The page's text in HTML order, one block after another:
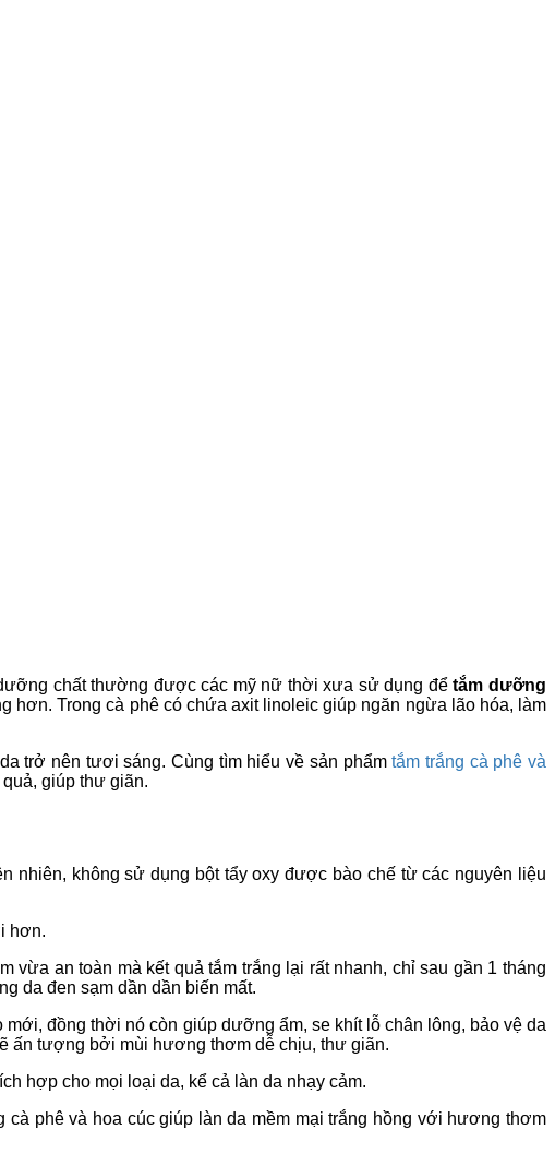
chất thường được các mỹ nữ thời xưa sử dụng đểtắm dưỡng
hơn. Trong cà phê có chứa axit linoleic giúp ngăn ngừa lão hóa, làm
trở nên tươi sáng. Cùng tìm hiểu về sản phẩmtắm trắng cà phê và
giúp thư giãn.
nhiên, không sử dụng bột tẩy oxy được bào chế từ các nguyên liệu
hơn.
vừa an toàn mà kết quả tắm trắng lại rất nhanh, chỉ sau gần 1 tháng
da đen sạm dần dần biến mất.
đồng thời nó còn giúp dưỡng ẩm, se khít lỗ chân lông, bảo vệ da
ấn tượng bởi mùi hương thơm dễ chịu, thư giãn.
hợp cho mọi loại da, kể cả làn da nhạy cảm.
phê và hoa cúc giúp làn da mềm mại trắng hồng với hương thơm